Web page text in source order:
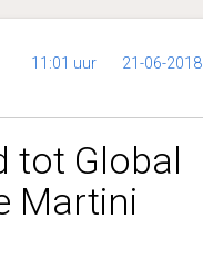
11:01 uur 21-06-2018
tot Global
Martini